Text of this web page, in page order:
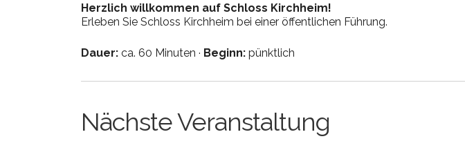
Herzlich willkommen auf Schloss Kirchheim!
Erleben Sie Schloss Kirchheim bei einer öffentlichen Führung.
Dauer: ca. 60 Minuten · Beginn: pünktlich
Nächste Veranstaltung